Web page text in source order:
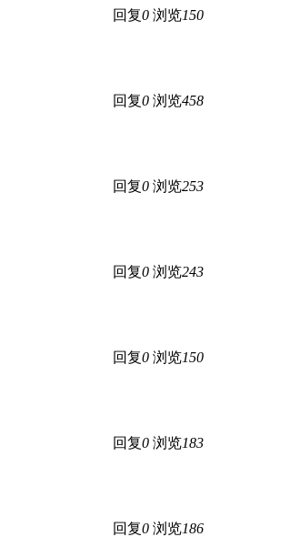
回复0 浏览150
回复0 浏览458
回复0 浏览253
回复0 浏览243
回复0 浏览150
回复0 浏览183
回复0 浏览186